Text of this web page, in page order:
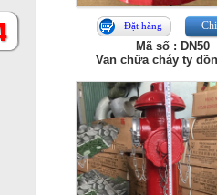
Đặt hàng
Mã số : DN50
Van chữa cháy ty